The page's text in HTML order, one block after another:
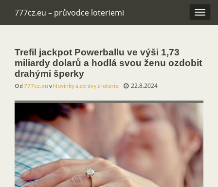
777cz.eu – průvodce loteriemi
Trefil jackpot Powerballu ve výši 1,73
miliardy dolarů a hodlá svou ženu ozdobit
drahými šperky
Od 777cz.eu vNovinky a zprávy z loterie 22.8.2024